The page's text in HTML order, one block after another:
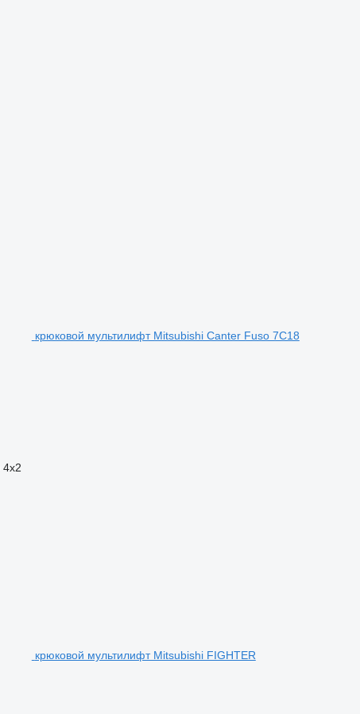
крюковой мультилифт Mitsubishi Canter Fuso 7C18
4x2
крюковой мультилифт Mitsubishi FIGHTER